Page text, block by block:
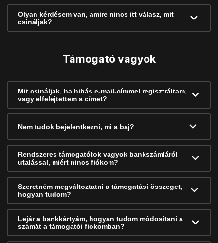
Olyan kérdésem van, amire nincs itt válasz, mit
csináljak?
Támogató vagyok
Mit csináljak, ha hibás e-mail-címmel regisztráltam,
vagy elfelejtettem a címet?
Nem tudok bejelentkezni, mi a baj?
Rendszeres támogatótok vagyok bankszámláról
utalással, miért nincs fiókom?
Szeretném megváltoztatni a támogatási összeget,
hogyan tudom?
Lejár a bankkártyám, hogyan tudom módosítani a
számát a támogatói fiókomban?